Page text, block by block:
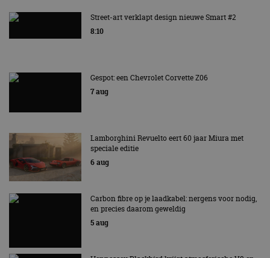
Street-art verklapt design nieuwe Smart #2
8:10
Gespot: een Chevrolet Corvette Z06
7 aug
Lamborghini Revuelto eert 60 jaar Miura met
speciale editie
6 aug
Carbon fibre op je laadkabel: nergens voor nodig,
en precies daarom geweldig
5 aug